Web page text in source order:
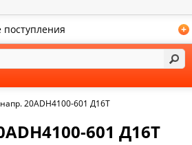
+
20ADH4100-601 Д16Т
601 Д16Т